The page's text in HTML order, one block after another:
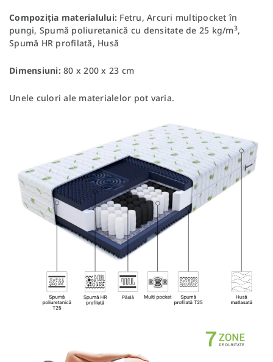
Compoziția materialului: Fetru, Arcuri multipocket în
pungi, Spumă poliuretanică cu densitate de 25 kg/m3,
Spumă HR profilată, Husă
Dimensiuni: 80 x 200 x 23 cm
Unele culori ale materialelor pot varia.